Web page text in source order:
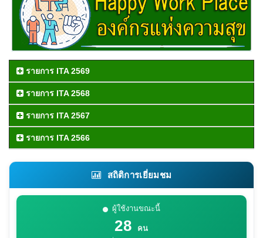
รายการ ITA 2569
รายการ ITA 2568
รายการ ITA 2567
รายการ ITA 2566
สถิติการเยี่ยมชม
ผู้ใช้งานขณะนี้
28 คน